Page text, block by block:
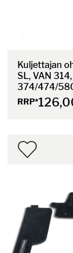
Kuljettajan
SL, VAN
374/474/
RRP*